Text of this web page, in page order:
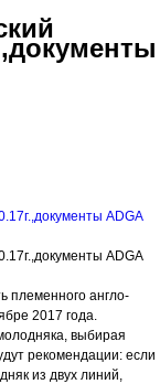
племенного англо-
2017 года.
выбирая
рекомендации: если
из двух линий,